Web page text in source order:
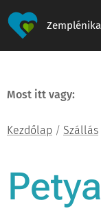
Most itt vagy:
Kezdőlap / Szállás